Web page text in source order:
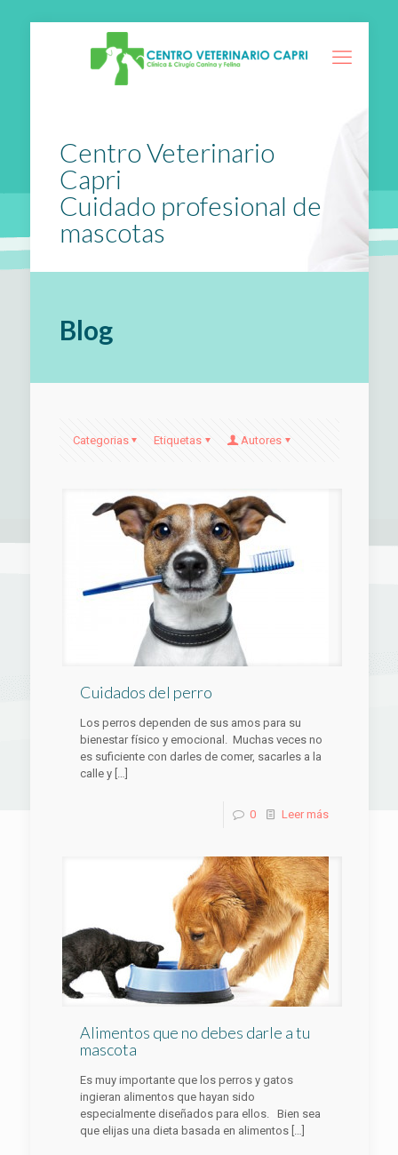
Centro Veterinario
Capri
Cuidado profesional de
mascotas
Blog
Categorias Etiquetas Autores
Cuidados del perro
Los perros dependen de sus amos para su
bienestar físico y emocional. Muchas veces no
es suficiente con darles de comer, sacarles a la
calle y[…]
0 Leer más
Alimentos que no debes darle a tu
mascota
Es muy importante que los perros y gatos
ingieran alimentos que hayan sido
especialmente diseñados para ellos. Bien sea
que elijas una dieta basada en alimentos[…]